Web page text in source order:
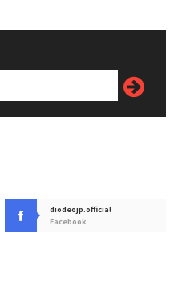
diodeojp.official
Facebook